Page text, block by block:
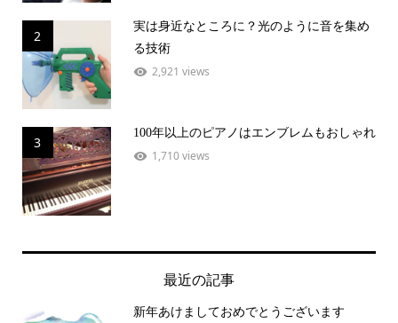
2
実は身近なところに？光のように音を集め
る技術
2,921 views
3
100年以上のピアノはエンブレムもおしゃれ
1,710 views
最近の記事
新年あけましておめでとうございます